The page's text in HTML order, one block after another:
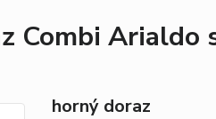
Combi Arialdo
horný doraz